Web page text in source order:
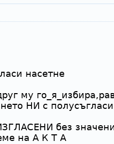
насетне
му
НИ с
без
на А К Т А